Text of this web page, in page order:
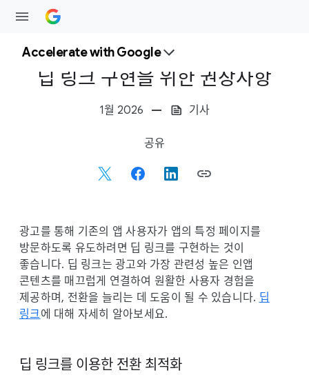
Accelerate with Google
딥 링크 구현을 위한 권장사항
1월 2026 기사
l
M
o
d
u
l
공유
광고를 통해 기존의 앱 사용자가 앱의 특정 페이지를
방문하도록 유도하려면 딥 링크를 구현하는 것이
좋습니다. 딥 링크는 광고와 가장 관련성 높은 인앱
콘텐츠를 매끄럽게 연결하여 원활한 사용자 경험을
제공하며, 전환을 늘리는 데 도움이 될 수 있습니다. 딥
링크에 대해 자세히 알아보세요.
딥 링크를 이용한 전환 최적화